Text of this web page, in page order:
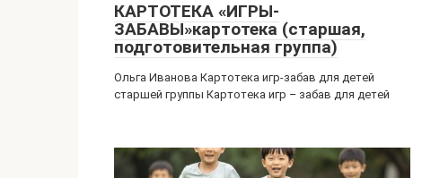
КАРТОТЕКА «ИГРЫ-
ЗАБАВЫ»картотека (старшая,
подготовительная группа)
Ольга Иванова Картотека игр-забав для детей
старшей группы Картотека игр – забав для детей